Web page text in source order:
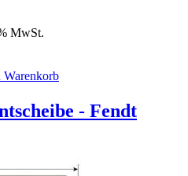
MwSt.
Warenkorb
- Fendt